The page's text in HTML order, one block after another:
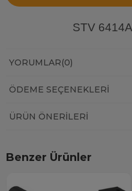
STV
YORUMLAR(0)
ÖDEME SEÇENEKLERI
ÜRÜN ÖNERILERI
Benzer Ürünler